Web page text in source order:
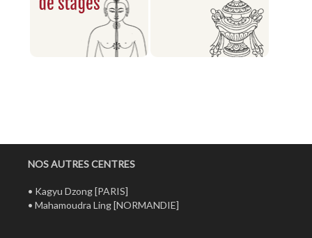
NOS AUTRES CENTRES
• Kagyu Dzong[PARIS]
• Mahamoudra Ling[NORMANDIE]